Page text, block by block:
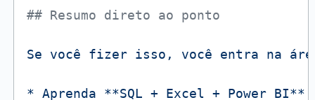
## Resumo direto ao ponto
Se você fizer isso, você entra na
* Aprenda **SQL + Excel + Power BI**